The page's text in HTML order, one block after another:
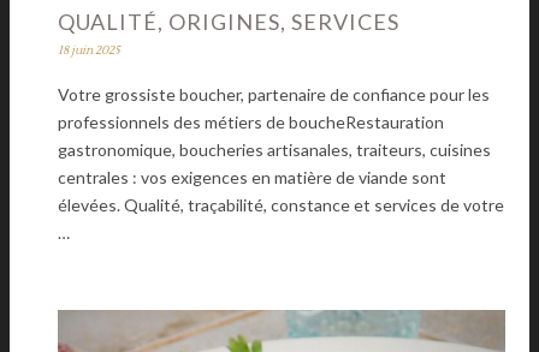
QUALITÉ, ORIGINES, SERVICES
18 juin 2025
Votre grossiste boucher, partenaire de confiance pour les
professionnels des métiers de boucheRestauration
gastronomique, boucheries artisanales, traiteurs, cuisines
centrales : vos exigences en matière de viande sont
élevées. Qualité, traçabilité, constance et services de votre
…